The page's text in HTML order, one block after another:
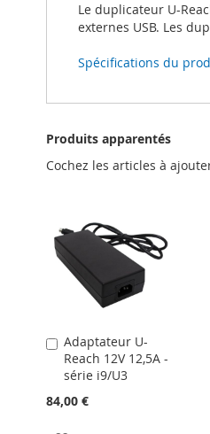
Le duplicateur U-
externes USB. Les
Spécifications du
Produits apparentés
Cochez les articles à
Adaptateur U-
Reach 12V 12,5A -
série i9/U3
84,00 €
Ajouter
au
panier